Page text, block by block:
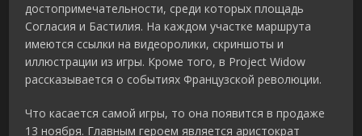
достопримечательности, среди которых площадь
Согласия и Бастилия. На каждом участке маршрута
имеются ссылки на видеоролики, скриншоты и
иллюстрации из игры. Кроме того, в Project Widow
рассказывается о событиях Французской революции.
Что касается самой игры, то она появится в продаже
13 ноября. Главным героем является аристократ